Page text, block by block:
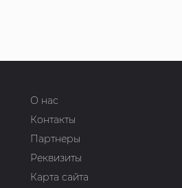
О нас
Контакты
Партнеры
Реквизиты
Карта сайта